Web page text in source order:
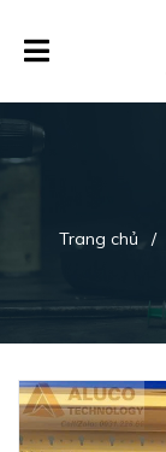
Trang chủ /